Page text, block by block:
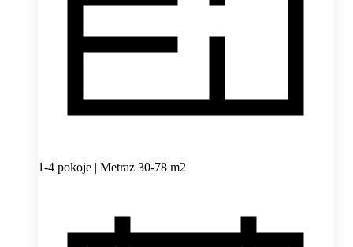
1-4 pokoje | Metraż 30-78 m2